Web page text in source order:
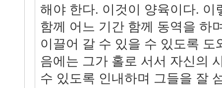
해야 한다. 이것이 양육이다. 이
함께 어느 기간 함께 동역을 하
이끌어 갈 수 있을 수 있도록 도
음에는 그가 홀로 서서 자신의
수 있도록 인내하며 그들을 잘